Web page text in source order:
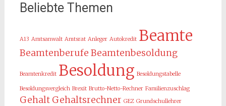
Beliebte Themen
A13 Amtsanwalt Amtsrat Anleger Autokredit Beamte
Beamtenberufe Beamtenbesoldung
Beamtenkredit Besoldung Besoldungstabelle
Besoldungsvergleich Brexit Brutto-Netto-Rechner Familienzuschlag
Gehalt Gehaltsrechner GEZ Grundschullehrer